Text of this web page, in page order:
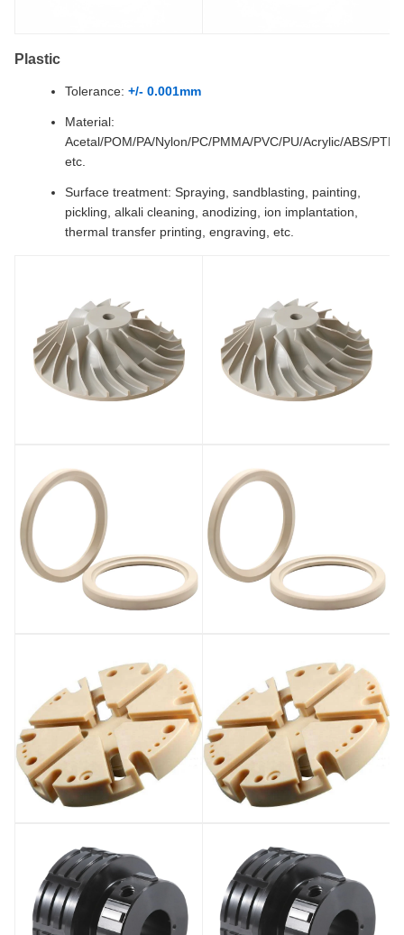
Plastic
Tolerance: +/- 0.001mm
Material:
Acetal/POM/PA/Nylon/PC/PMMA/PVC/PU/Acrylic/ABS/
etc.
Surface treatment: Spraying, sandblasting, painting,
pickling, alkali cleaning, anodizing, ion implantation,
thermal transfer printing, engraving, etc.